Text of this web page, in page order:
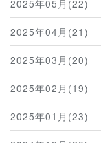
2025年05月(22)
2025年04月(21)
2025年03月(20)
2025年02月(19)
2025年01月(23)